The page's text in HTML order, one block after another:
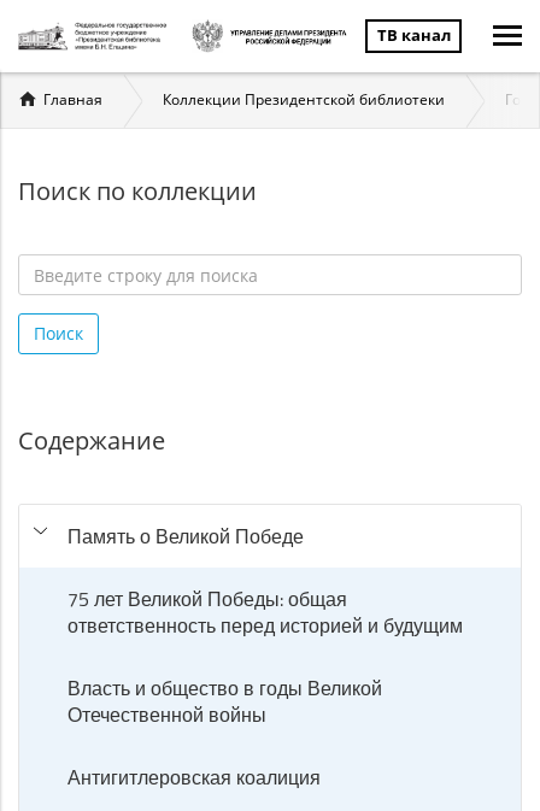
ТВ канал
Вы
здесь
Главная Коллекции Президентской библиотеки
Поиск по коллекции
строку
для
Поиск
Содержание
Память о Великой Победе
75 лет Великой Победы: общая
ответственность перед историей и будущим
Власть и общество в годы Великой
Отечественной войны
Антигитлеровская коалиция